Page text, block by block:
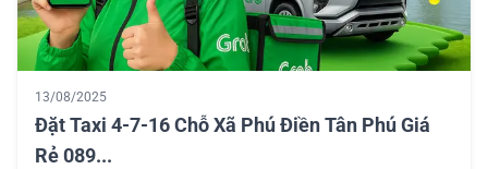
13/08/2025
Đặt Taxi 4-7-16 Chỗ Xã Phú Điền Tân Phú Giá
Rẻ 089...